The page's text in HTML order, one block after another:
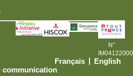
N°
Français
English
communication